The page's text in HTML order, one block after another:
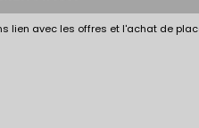
lien avec les offres et l'achat de